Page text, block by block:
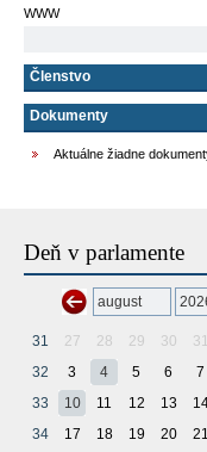
WWW
Členstvo
Dokumenty
Aktuálne žiadne
Deň v parlamente
31 27 28 29 30 31
32
3 4 5 6 7
33
10 11 12 13
34
17 18 19 20 21